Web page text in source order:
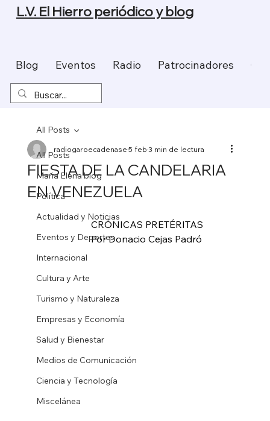
Blog Eventos Radio Patrocinadores
L.V. El Hierro periódico y blog
All Posts
Maria Elena blog
Política
Actualidad y Noticias
Eventos y Deportes
Internacional
Cultura y Arte
Turismo y Naturaleza
Empresas y Economía
Salud y Bienestar
Medios de Comunicación
Ciencia y Tecnología
Miscelánea
All Posts
FIESTA DE LA CANDELARIA
EN VENEZUELA
radiogaroecadenase5 feb3 min de lectura
CRÓNICAS PRETÉRITAS
Por Donacio Cejas Padró